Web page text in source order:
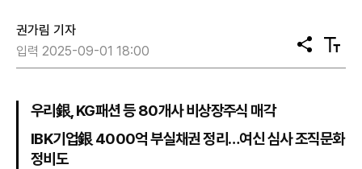
권가림 기자
입력 2025-09-01 18:00
공
유
텍
스
우리銀, KG패션 등 80개사 비상장주식 매각
IBK기업銀 4000억 부실채권 정리…여신 심사 조직문화
정비도